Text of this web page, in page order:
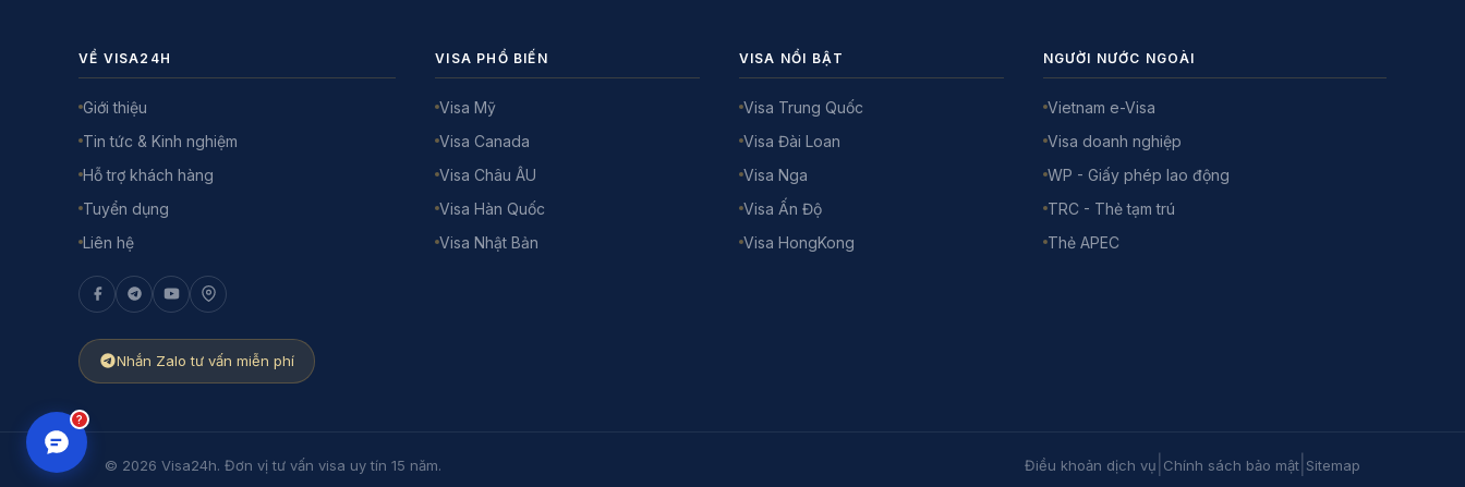
VỀ VISA24H
Giới thiệu
Tin tức & Kinh nghiệm
Hỗ trợ khách hàng
Tuyển dụng
Liên hệ
Nhắn Zalo tư vấn miễn phí
VISA PHỔ BIẾN
Visa Mỹ
Visa Canada
Visa Châu ÂU
Visa Hàn Quốc
Visa Nhật Bản
VISA NỔI BẬT
Visa Trung Quốc
Visa Đài Loan
Visa Nga
Visa Ấn Độ
Visa HongKong
NGƯỜI NƯỚC NGOÀI
Vietnam e-Visa
Visa doanh nghiệp
WP - Giấy phép lao động
TRC - Thẻ tạm trú
Thẻ APEC
© 2026 Visa24h. Đơn vị tư vấn visa uy tín 15 năm. Điều khoản dịch vụ Chính sách bảo mật Sitemap
?